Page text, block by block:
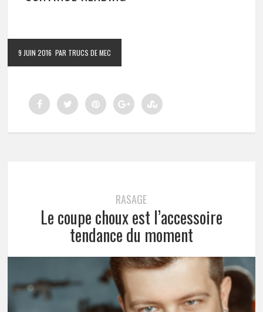
9 JUIN 2016 PAR TRUCS DE MEC
RASAGE
Le coupe choux est l’accessoire
tendance du moment